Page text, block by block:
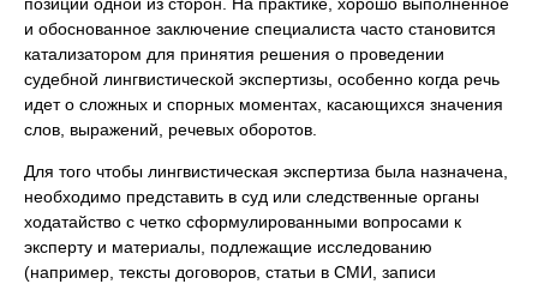
и обоснованное заключение специалиста часто становится
катализатором для принятия решения о проведении
судебной лингвистической экспертизы, особенно когда речь
идет о сложных и спорных моментах, касающихся значения
слов, выражений, речевых оборотов.
Для того чтобы лингвистическая экспертиза была назначена,
необходимо представить в суд или следственные органы
ходатайство с четко сформулированными вопросами к
эксперту и материалы, подлежащие исследованию
(например, тексты договоров, статьи в СМИ, записи